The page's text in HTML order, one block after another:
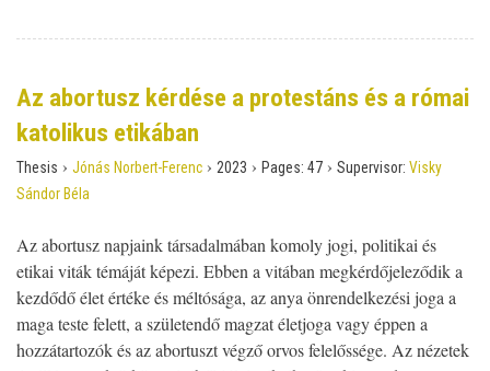
Az abortusz kérdése a protestáns és a római
katolikus etikában
Thesis › Jónás Norbert-Ferenc › 2023 › Pages: 47 › Supervisor: Visky
Sándor Béla
Az abortusz napjaink társadalmában komoly jogi, politikai és
etikai viták témáját képezi. Ebben a vitában megkérdőjeleződik a
kezdődő élet értéke és méltósága, az anya önrendelkezési joga a
maga teste felett, a születendő magzat életjoga vagy éppen a
hozzátartozók és az abortuszt végző orvos felelőssége. Az nézetek